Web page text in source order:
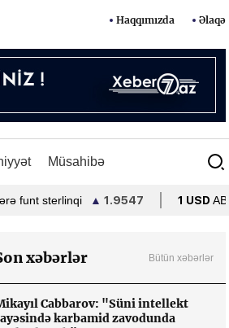
Haqqımızda Əlaqə
Müsahibə
sterlinqi ▲1.9547 1 USD ABŞ dolları
xəbərlər Bütün xəbərlər
Cabbarov: "Süni intellekt
karbamid zavodunda